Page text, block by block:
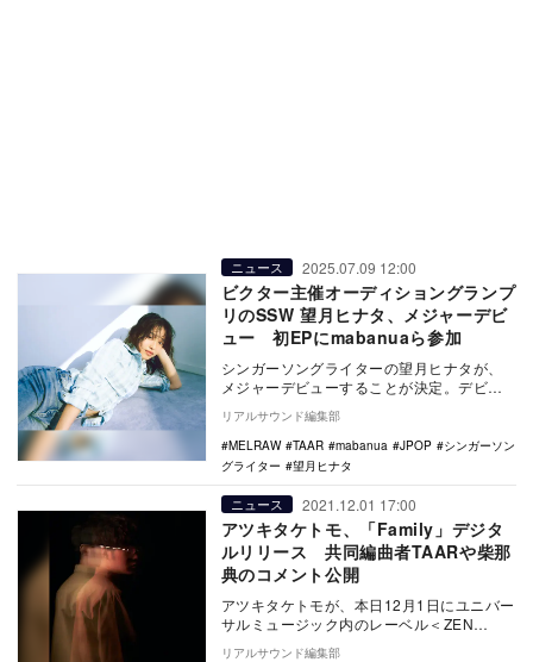
ニュース 2025.07.09 12:00
ビクター主催オーディショングランプ
リのSSW 望月ヒナタ、メジャーデビ
ュー 初EPにmabanuaら参加
シンガーソングライターの望月ヒナタが、
メジャーデビューすることが決定。デビュ
ーEP『365のハイライト』を7月23日に配
信リリー…
リアルサウンド編集部
MELRAW
TAAR mabanua JPOP
シンガーソン
グライター
望月ヒナタ
ニュース 2021.12.01 17:00
アツキタケトモ、「Family」デジタ
ルリリース 共同編曲者TAARや柴那
典のコメント公開
アツキタケトモが、本日12月1日にユニバー
サルミュージック内のレーベル＜ZEN
MUSIC＞よりDigital Single「F…
リアルサウンド編集部